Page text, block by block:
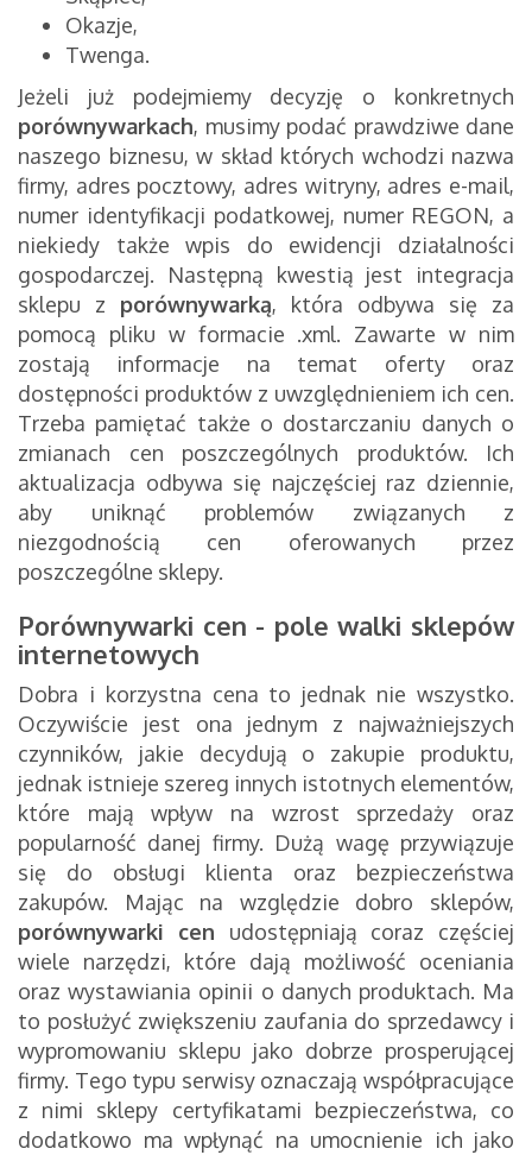
Okazje,
Twenga.
Jeżeli już podejmiemy decyzję o konkretnych
porównywarkach, musimy podać prawdziwe dane
naszego biznesu, w skład których wchodzi nazwa
firmy, adres pocztowy, adres witryny, adres e-mail,
numer identyfikacji podatkowej, numer REGON, a
niekiedy także wpis do ewidencji działalności
gospodarczej. Następną kwestią jest integracja
sklepu z porównywarką, która odbywa się za
pomocą pliku w formacie .xml. Zawarte w nim
zostają informacje na temat oferty oraz
dostępności produktów z uwzględnieniem ich cen.
Trzeba pamiętać także o dostarczaniu danych o
zmianach cen poszczególnych produktów. Ich
aktualizacja odbywa się najczęściej raz dziennie,
aby uniknąć problemów związanych z
niezgodnością cen oferowanych przez
poszczególne sklepy.
Porównywarki cen - pole walki sklepów
internetowych
Dobra i korzystna cena to jednak nie wszystko.
Oczywiście jest ona jednym z najważniejszych
czynników, jakie decydują o zakupie produktu,
jednak istnieje szereg innych istotnych elementów,
które mają wpływ na wzrost sprzedaży oraz
popularność danej firmy. Dużą wagę przywiązuje
się do obsługi klienta oraz bezpieczeństwa
zakupów. Mając na względzie dobro sklepów,
porównywarki
cen udostępniają coraz częściej
wiele narzędzi, które dają możliwość oceniania
oraz wystawiania opinii o danych produktach. Ma
to posłużyć zwiększeniu zaufania do sprzedawcy i
wypromowaniu sklepu jako dobrze prosperującej
firmy. Tego typu serwisy oznaczają współpracujące
z nimi sklepy certyfikatami bezpieczeństwa, co
dodatkowo ma wpłynąć na umocnienie ich jako